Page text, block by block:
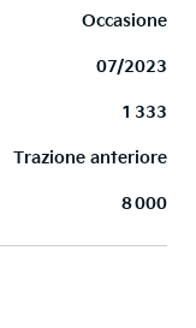
Occasione
07/2023
1 333
Trazione anteriore
8 000